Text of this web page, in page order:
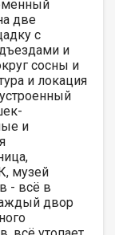
две
с
и
сосны и
и локация
и
музей
- всё в
двор